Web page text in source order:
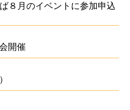
８月のイベントに参加申込
開催